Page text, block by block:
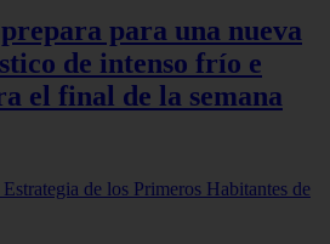
para una nueva
de intenso frío e
el final de la semana